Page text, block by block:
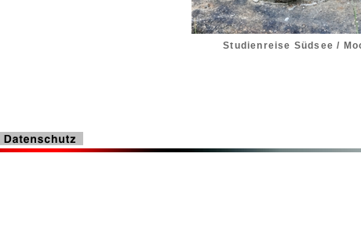
Studienreise Südsee /